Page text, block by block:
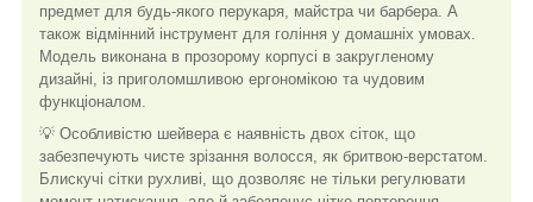
предмет для будь-якого перукаря, майстра чи барбера. А
також відмінний інструмент для гоління у домашніх умовах.
Модель виконана в прозорому корпусі в закругленому
дизайні, із приголомшливою ергономікою та чудовим
функціоналом.
💡 Особливістю шейвера є наявність двох сіток, що
забезпечують чисте зрізання волосся, як бритвою-верстатом.
Блискучі сітки рухливі, що дозволяє не тільки регулювати